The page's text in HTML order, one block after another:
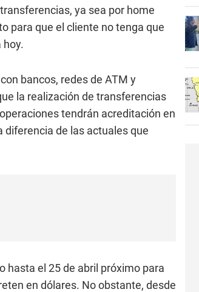
ya sea por home
para que el cliente no tenga que
hoy.
bancos, redes de ATM y
la realización de transferencias
tendrán acreditación en
diferencia de las actuales que
hasta el 25 de abril próximo para
en dólares. No obstante, desde